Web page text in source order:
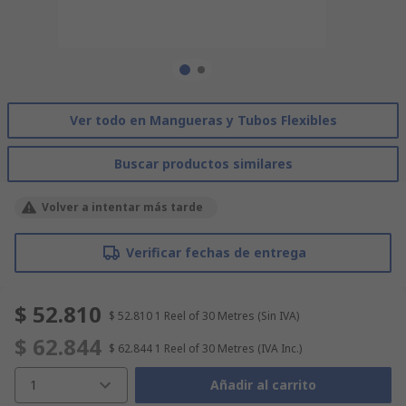
Ver todo en Mangueras y Tubos Flexibles
Buscar productos similares
Volver a intentar más tarde
Verificar fechas de entrega
$ 52.810 $ 52.810 1 Reel of 30 Metres (Sin IVA)
$ 62.844 $ 62.844 1 Reel of 30 Metres (IVA Inc.)
1 Añadir al carrito